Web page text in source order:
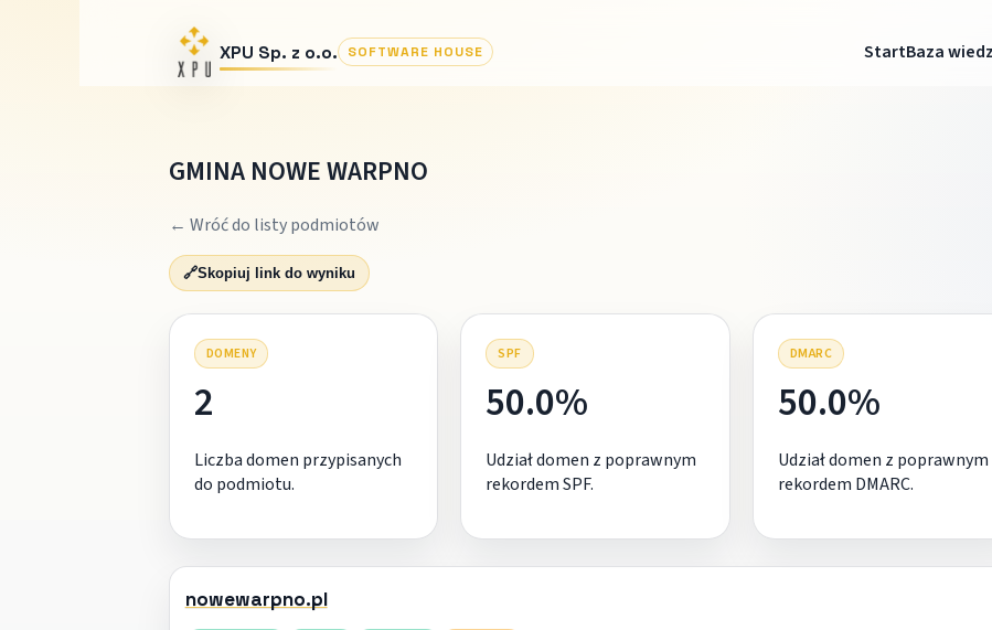
XPU Sp. z o.o. SOFTWARE HOUSE StartBaza
GMINA NOWE WARPNO
← Wróć do listy podmiotów
🔗Skopiuj link do wyniku
DOMENY
2
Liczba domen przypisanych
do podmiotu.
SPF
50.0%
Udział domen z poprawnym
rekordem SPF.
DMARC
50.0%
Udział domen z poprawnym
rekordem DMARC.
nowewarpno.pl